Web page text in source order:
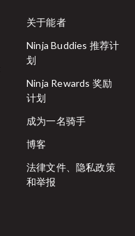
关于能者
Ninja Buddies 推荐计
划
Ninja Rewards 奖励
计划
成为一名骑手
博客
法律文件、隐私政策
和举报